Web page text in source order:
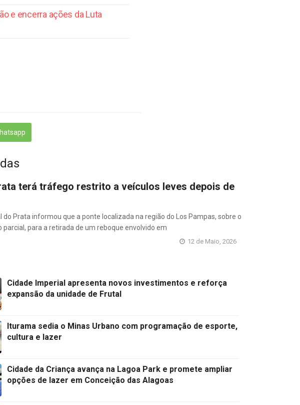
e encerra ações da Luta
terá tráfego restrito a veículos leves depois de
Prata informou que a ponte localizada na região do Los Pampas, sobre o
parcial, para a retirada de um reboque envolvido em
12 de Maio, 2026
Cidade Imperial apresenta novos investimentos e reforça
expansão da unidade de Frutal
Iturama sedia o Minas Urbano com programação de esporte,
cultura e lazer
Cidade da Criança avança na Lagoa Park e promete ampliar
opções de lazer em Conceição das Alagoas